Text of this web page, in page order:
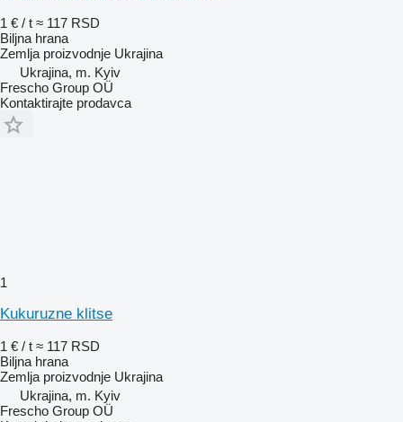
1 € / t ≈ 117 RSD
Biljna hrana
Zemlja proizvodnje Ukrajina
Ukrajina, m. Kyiv
Frescho Group OÜ
Kontaktirajte prodavca
1
Kukuruzne klitse
1 € / t ≈ 117 RSD
Biljna hrana
Zemlja proizvodnje Ukrajina
Ukrajina, m. Kyiv
Frescho Group OÜ